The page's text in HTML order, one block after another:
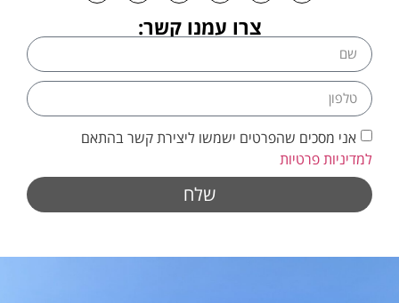
צרו עמנו קשר:
אני מסכים שהפרטים ישמשו ליצירת קשר בהתאם
למדיניות פרטיות
שלח